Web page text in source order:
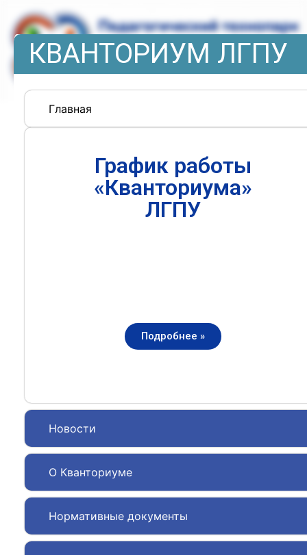
КВАНТОРИУМ ЛГПУ
Главная
Новости
О Кванториуме
Нормативные документы
График работы
«Кванториума»
ЛГПУ
Подробнее »